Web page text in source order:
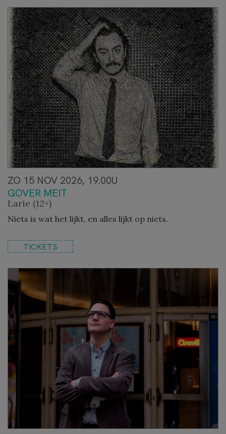
ZO 15 NOV 2026, 19.00U
GOVER MEIT
Larie (12+)
Niets is wat het lijkt, en alles lijkt op niets.
TICKETS